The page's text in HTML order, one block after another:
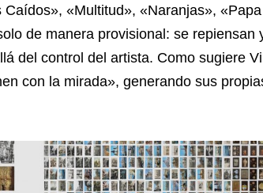
«Multitud», «Naranjas»,
de manera provisional: se repiensan
del control del artista. Como sugiere
con la mirada», generando sus